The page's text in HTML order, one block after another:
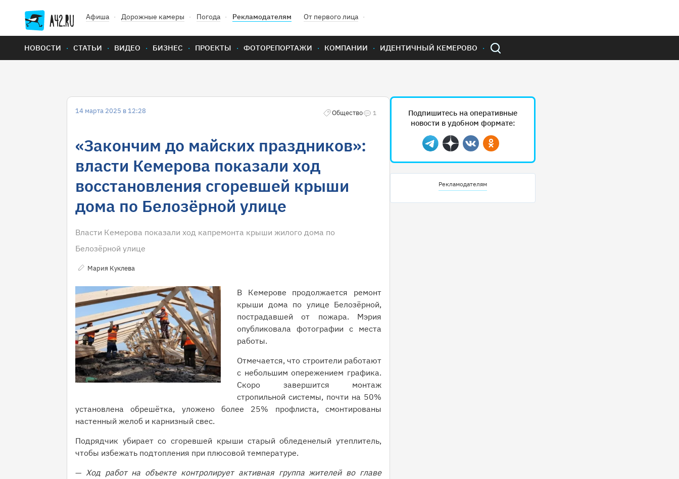
Афиша Дорожные камеры Погода Рекламодателям От первого лица
НОВОСТИ СТАТЬИ ВИДЕО БИЗНЕС ПРОЕКТЫ ФОТОРЕПОРТАЖИ КОМПАНИИ ИДЕНТИЧНЫЙ КЕМЕРОВО
14 марта 2025 в 12:28 Общество 1
«Закончим до майских праздников»:
власти Кемерова показали ход
восстановления сгоревшей крыши
дома по Белозёрной улице
Власти Кемерова показали ход капремонта крыши жилого дома по
Белозёрной улице
Мария Куклева
В Кемерове продолжается ремонт
крыши дома по улице Белозёрной,
пострадавшей от пожара. Мэрия
опубликовала фотографии с места
работы.
Отмечается, что строители работают
с небольшим опережением графика.
Скоро завершится монтаж
стропильной системы, почти на 50%
установлена обрешётка, уложено более 25% профлиста, смонтированы
настенный желоб и карнизный свес.
Подрядчик убирает со сгоревшей крыши старый обледенелый утеплитель,
чтобы избежать подтопления при плюсовой температуре.
— Ход работ на объекте контролирует активная группа жителей во главе
Подпишитесь на оперативные
новости в удобном формате:
Telegram
ДзенВконтактеОдноклассники
Рекламодателям